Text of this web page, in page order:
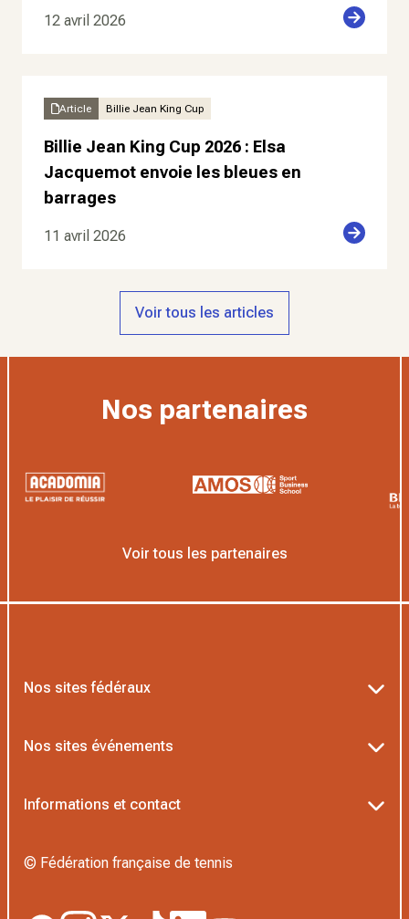
12 avril 2026
Article Billie Jean King Cup
Billie Jean King Cup 2026 : Elsa
Jacquemot envoie les bleues en
barrages
11 avril 2026
Voir tous les articles
Nos partenaires
Voir tous les partenaires
Nos sites fédéraux
L’Institut Formation Tennis
Proshop FFT
Nos sites événements
Informations et contact
© Fédération française de tennis